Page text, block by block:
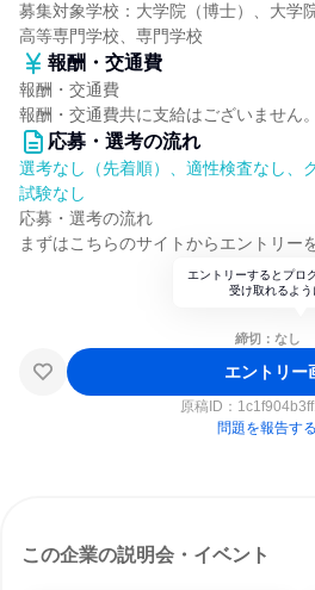
募集対象学校：大学院（博士）、大学
高等専門学校、専門学校
報酬・交通費
報酬・交通費
報酬・交通費共に支給はございません。
応募・選考の流れ
選考なし（先着順）、適性検査なし、
試験なし
応募・選考の流れ
まずはこちらのサイトからエントリー
エントリーするとプロ
受け取れるよ
締切：なし
エントリー
原稿ID：
問題を報告する
この企業の説明会・イベント